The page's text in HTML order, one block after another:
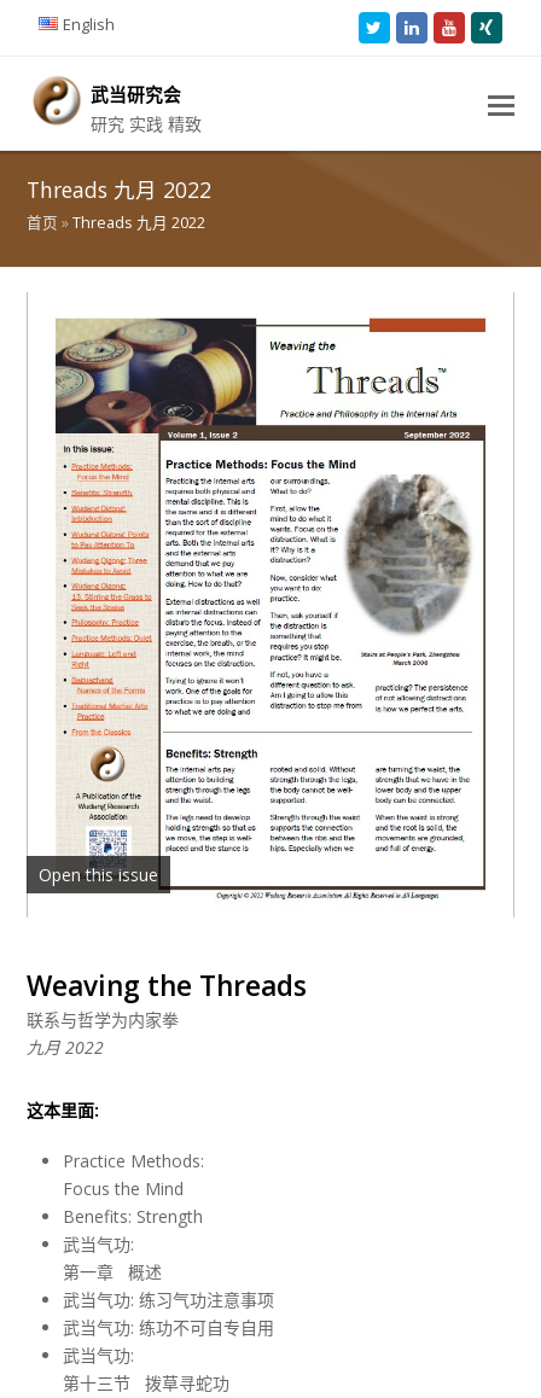
English TwitterLinkedInYoutube
武当研究会
研究 实践 精致
Threads 九月 2022
首页 »Threads 九月 2022
Open this issue
Weaving the Threads
联系与哲学为内家拳
九月 2022
这本里面:
Practice Methods:
Focus the Mind
Benefits: Strength
武当气功:
第一章 概述
武当气功: 练习气功注意事项
武当气功: 练功不可自专自用
武当气功:
第十三节 拨草寻蛇功